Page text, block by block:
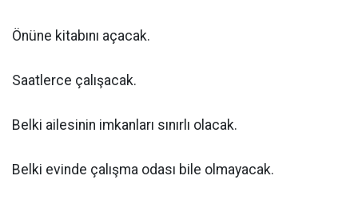
Önüne kitabını açacak.
Saatlerce çalışacak.
Belki ailesinin imkanları sınırlı olacak.
Belki evinde çalışma odası bile olmayacak.